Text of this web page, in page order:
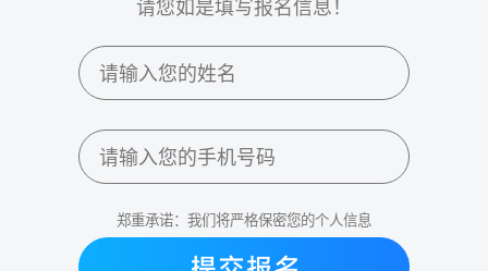
请您如是填写报名信息！
郑重承诺：我们将严格保密您的个人信息